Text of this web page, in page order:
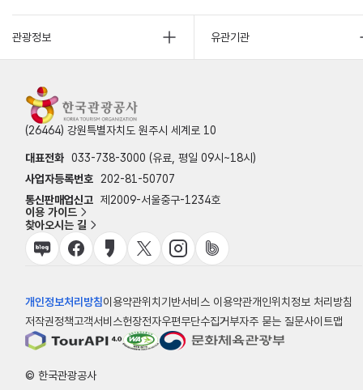
관광정보 유관기관
(26464) 강원특별자치도 원주시 세계로 10
대표전화 033-738-3000 (유료, 평일 09시~18시)
사업자등록번호
202-81-50707
통신판매업신고 제2009-서울중구-1234호
이용 가이드
찾아오시는 길
개인정보처리방침이용약관위치기반서비스 이용약관개인위치정보 처리방침
저작권정책고객서비스헌장전자우편무단수집거부자주 묻는 질문사이트맵
© 한국관광공사